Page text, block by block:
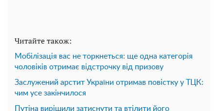
Читайте також:
Мобілізація вас не торкнеться: ще одна категорія
чоловіків отримає відстрочку від призову
Заслужений арстит України отримав повістку у ТЦК:
чим усе закінчилося
Путіна вирішили затиснути та втілити його